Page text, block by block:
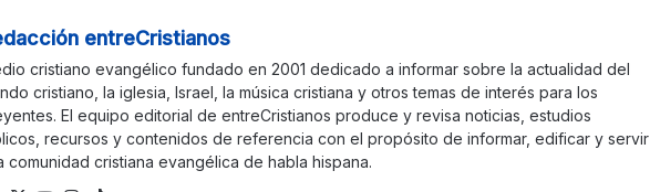
entreCristianos
cristiano evangélico fundado en 2001 dedicado a informar sobre la actualidad del
cristiano, la iglesia, Israel, la música cristiana y otros temas de interés para los
El equipo editorial de entreCristianos produce y revisa noticias, estudios
recursos y contenidos de referencia con el propósito de informar, edificar y servir
comunidad cristiana evangélica de habla hispana.